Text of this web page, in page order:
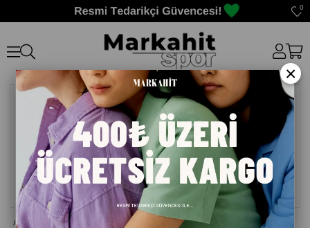
0
Anasayfa> Erkek Çocuk Ayakkabı
×